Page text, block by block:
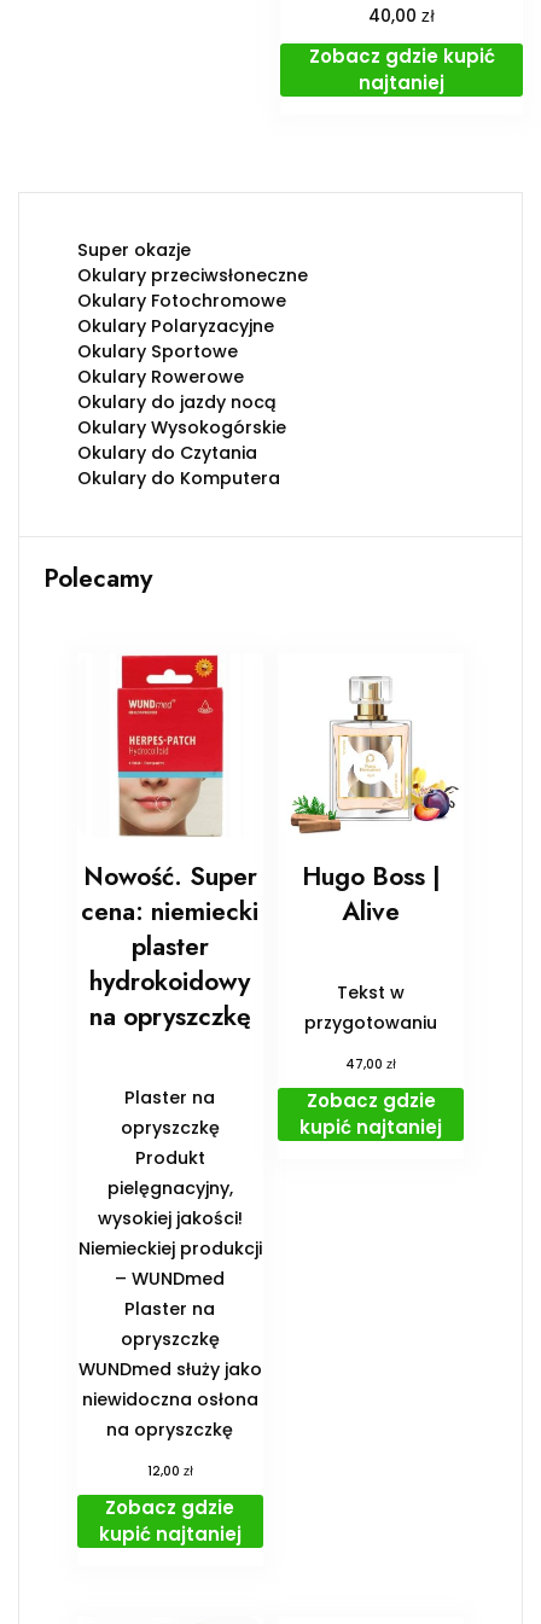
40,00zł
Zobacz gdzie kupić
najtaniej
Super okazje
Okulary przeciwsłoneczne
Okulary Fotochromowe
Okulary Polaryzacyjne
Okulary Sportowe
Okulary Rowerowe
Okulary do jazdy nocą
Okulary Wysokogórskie
Okulary do Czytania
Okulary do Komputera
Polecamy
Nowość. Super
cena: niemiecki
plaster
hydrokoidowy
na opryszczkę
Plaster na
opryszczkę
Produkt
pielęgnacyjny,
wysokiej jakości!
Niemieckiej produkcji
– WUNDmed
Plaster na
opryszczkę
WUNDmed służy jako
niewidoczna osłona
na opryszczkę
12,00 zł
Zobacz gdzie
kupić najtaniej
Hugo Boss |
Alive
Tekst w
przygotowaniu
47,00zł
Zobacz gdzie
kupić najtaniej